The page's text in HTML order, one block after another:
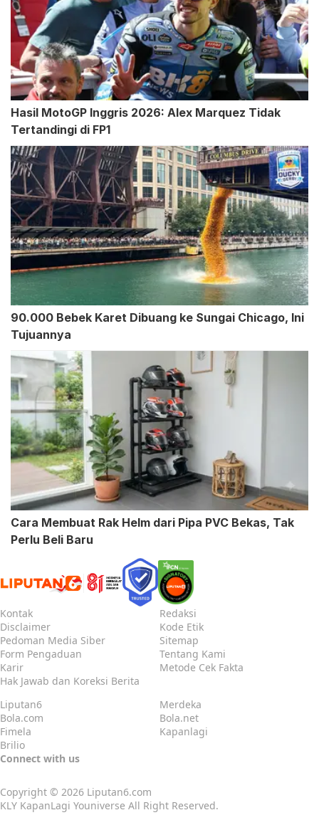
Hasil MotoGP Inggris 2026: Alex Marquez Tidak
Tertandingi di FP1
90.000 Bebek Karet Dibuang ke Sungai Chicago, Ini
Tujuannya
Cara Membuat Rak Helm dari Pipa PVC Bekas, Tak
Perlu Beli Baru
Kontak
Redaksi
Disclaimer
Kode Etik
Pedoman Media Siber
Sitemap
Form Pengaduan
Tentang Kami
Karir
Metode Cek Fakta
Hak Jawab dan Koreksi Berita
Liputan6
Merdeka
Bola.com
Bola.net
Fimela
Kapanlagi
Brilio
Connect with us
Copyright © 2026 Liputan6.com
KLY KapanLagi Youniverse All Right Reserved.